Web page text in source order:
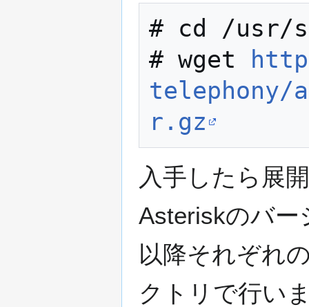
# cd /usr/
# wget
r.gz
入手したら展
Asteriskのバ
以降それぞれ
クトリで行い